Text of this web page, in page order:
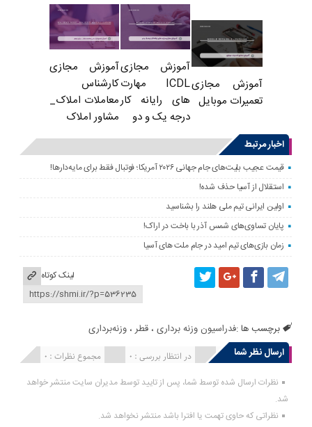
آموزش مجازی
تعمیرات موبایل
آموزش مجازی
ICDL مهارت
های رایانه کار
درجه یک و دو
آموزش مجازی
کارشناس
معاملات املاک_
مشاور املاک
اخبار مرتبط
قیمت عجیب بلیت‌های جام جهانی ۲۰۲۶ آمریکا؛ فوتبال فقط برای مایه‌دارها!
استقلال از آسیا حذف شده!
اولین ایرانی تیم ملی هلند را بشناسید
پایان تساوی‌های شمس آذر با باخت در اراک!
زمان بازی‌های تیم امید در جام ملت های آسیا
لینک کوتاه
برچسب ها :فدراسیون وزنه برداری ،قطر ،وزنه‌برداری
ارسال نظر شما
مجموع نظرات : 0 در انتظار بررسی : 0 انتشار یافته : 0
نظرات ارسال شده توسط شما، پس از تایید توسط مدیران سایت منتشر خواهد
شد.
نظراتی که حاوی تهمت یا افترا باشد منتشر نخواهد شد.